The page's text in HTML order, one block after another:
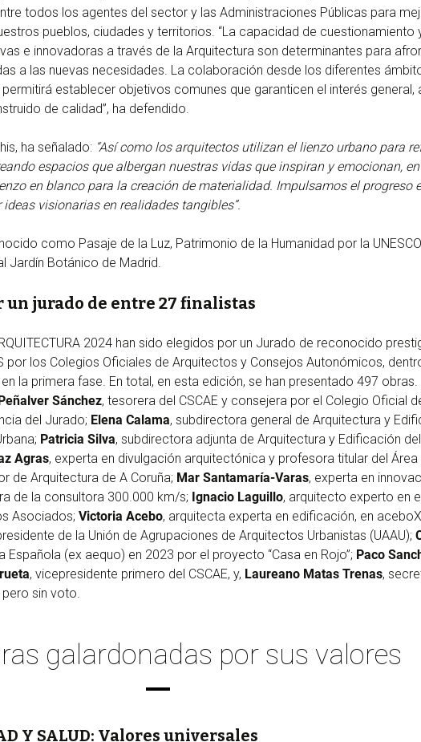
todos los agentes del sector y las Administraciones Públicas para
pueblos, ciudades y territorios. “La capacidad de cuestionamiento
e innovadoras a través de la Arquitectura son determinantes para
a las nuevas necesidades. La colaboración desde los diferentes
establecer objetivos comunes que garanticen el interés
de calidad”, ha defendido.
ha señalado: “Así como los arquitectos utilizan el lienzo urbano para
espacios que albergan nuestras vidas que inspiran y emocionan,
en blanco para la creación de materialidad. Impulsamos el progreso
visionarias en realidades tangibles”.
como Pasaje de la Luz, Patrimonio de la Humanidad por la
Jardín Botánico de Madrid.
un jurado de entre 27 finalistas
2024 han sido elegidos por un Jurado de reconocido
por los Colegios Oficiales de Arquitectos y Consejos Autonómicos,
la primera fase. En total, en esta edición, se han presentado 497 obras.
Sánchez, tesorera del CSCAE y consejera por el Colegio Oficial
del Jurado; Elena Calama, subdirectora general de Arquitectura y
Patricia Silva, subdirectora adjunta de Arquitectura y Edificación
Agras, experta en divulgación arquitectónica y profesora titular del
de Arquitectura de A Coruña; Mar Santamaría-Varas, experta en
de la consultora 300.000 km/s; Ignacio Laguillo, arquitecto experto en
Asociados; Victoria Acebo, arquitecta experta en edificación, en
de la Unión de Agrupaciones de Arquitectos Urbanistas (UAAU);
Española (ex aequo) en 2023 por el proyecto “Casa en Rojo”; Paco
, vicepresidente primero del CSCAE, y, Laureano Matas Trenas,
pero sin voto.
galardonadas por sus valores
Y SALUD: Valores universales